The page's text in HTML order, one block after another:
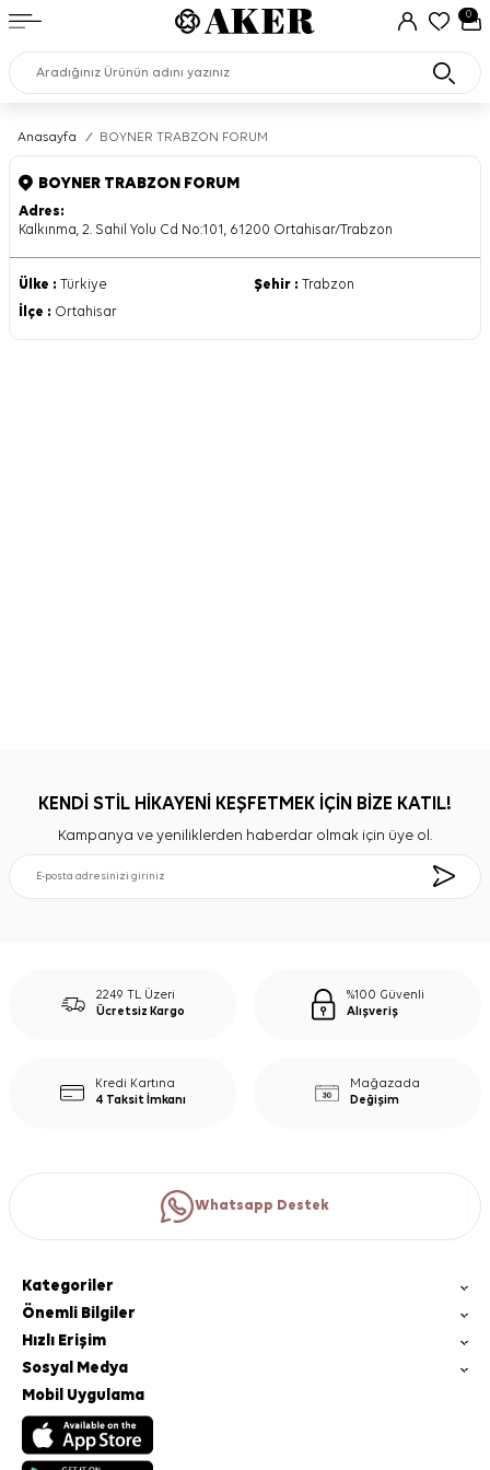
0
Anasayfa / BOYNER TRABZON FORUM
BOYNER TRABZON FORUM
Adres:
Kalkınma, 2. Sahil Yolu Cd No:101, 61200 Ortahisar/Trabzon
Ülke : Türkiye Şehir : Trabzon
İlçe : Ortahisar
KENDİ STİL HİKAYENİ KEŞFETMEK İÇİN BİZE KATIL!
Kampanya ve yeniliklerden haberdar olmak için üye ol.
2249 TL Üzeri
Ücretsiz Kargo
%100 Güvenli
Alışveriş
Kredi Kartına
4 Taksit İmkanı
Mağazada
Değişim
Whatsapp Destek
Kategoriler
Önemli Bilgiler
Hızlı Erişim
Sosyal Medya
Mobil Uygulama